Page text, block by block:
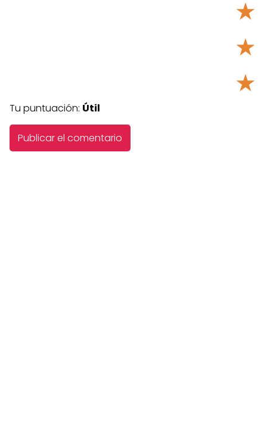
★
★
★
Tu puntuación: Útil